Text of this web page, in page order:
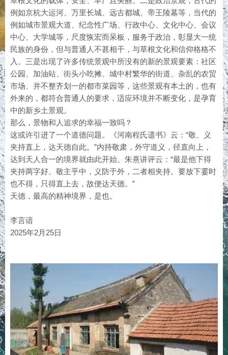
例如京杭大运河、万里长城、远古都城、帝王陵墓等，当代的
例如城市景观大道、纪念性广场、行政中心、文化中心、会议
中心、大学城等，尺度恢宏而呆板，服务于政治，彰显大一统
民族的身份，但与普通人不甚相干，与草根文化和信仰格格不
入。三是出现了许多传统景观中所没有的新的景观要素：社区
公园、加油站、街头小吃摊、城中村繁华的街道、杂乱的农贸
市场、并不整齐划一的都市菜园等，这些景观有本土的，也有
外来的，都符合普通人的要求，适应环境并不断变化，是孕育
中的新乡土景观。
那么，景物和人追求的幸福一致吗？
这或许引进了一个道德问题。《河南程氏遗书》云：“敬、义
夹持直上，达天德自此。”内持敬肃，外守道义，径直向上，
达到天人合一的境界就由此开始。朱熹讲评云：“最是他下得
夹持两字好。敬主乎中，义防于外，二者相夹持。要放下霎时
也不得，只得直上去，故便达天德。”
天德，最高的精神境界，是也。
李言谙
2025年2月25日